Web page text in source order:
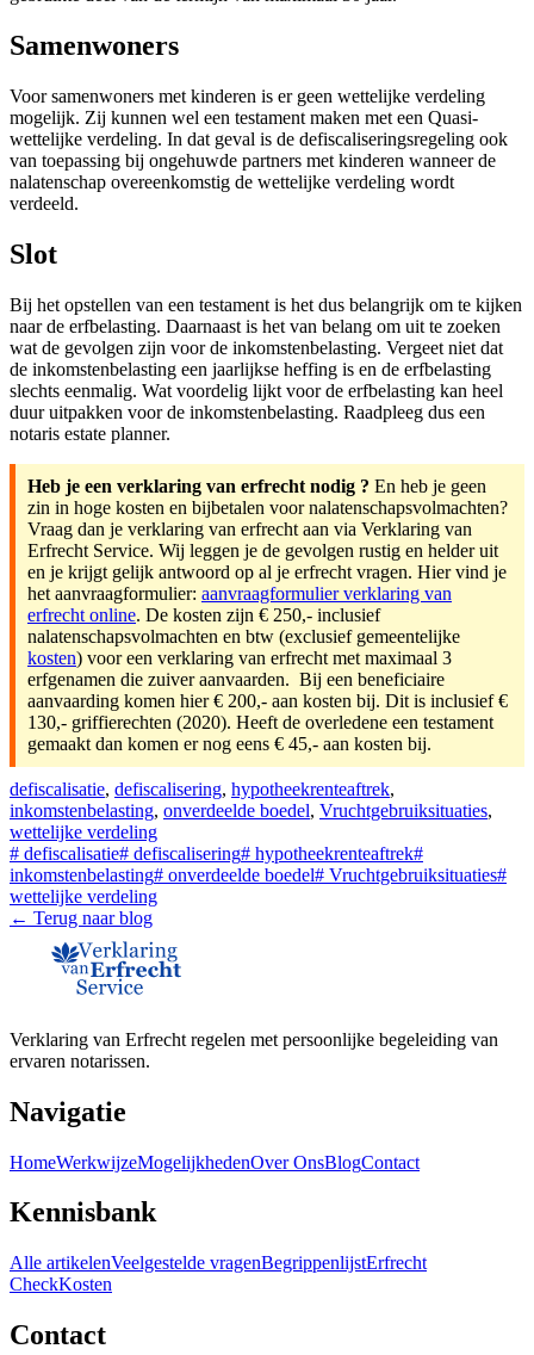
Samenwoners
Voor samenwoners met kinderen is er geen wettelijke verdeling
mogelijk. Zij kunnen wel een testament maken met een Quasi-
wettelijke verdeling. In dat geval is de defiscaliseringsregeling ook
van toepassing bij ongehuwde partners met kinderen wanneer de
nalatenschap overeenkomstig de wettelijke verdeling wordt
verdeeld.
Slot
Bij het opstellen van een testament is het dus belangrijk om te kijken
naar de erfbelasting. Daarnaast is het van belang om uit te zoeken
wat de gevolgen zijn voor de inkomstenbelasting. Vergeet niet dat
de inkomstenbelasting een jaarlijkse heffing is en de erfbelasting
slechts eenmalig. Wat voordelig lijkt voor de erfbelasting kan heel
duur uitpakken voor de inkomstenbelasting. Raadpleeg dus een
notaris estate planner.
Heb je een verklaring van erfrecht nodig ? En heb je geen
zin in hoge kosten en bijbetalen voor nalatenschapsvolmachten?
Vraag dan je verklaring van erfrecht aan via Verklaring van
Erfrecht Service. Wij leggen je de gevolgen rustig en helder uit
en je krijgt gelijk antwoord op al je erfrecht vragen. Hier vind je
het aanvraagformulier: aanvraagformulier verklaring van
erfrecht online. De kosten zijn € 250,- inclusief
nalatenschapsvolmachten en btw (exclusief gemeentelijke
kosten) voor een verklaring van erfrecht met maximaal 3
erfgenamen die zuiver aanvaarden. Bij een beneficiaire
aanvaarding komen hier € 200,- aan kosten bij. Dit is inclusief €
130,- griffierechten (2020). Heeft de overledene een testament
gemaakt dan komen er nog eens € 45,- aan kosten bij.
defiscalisatie, defiscalisering, hypotheekrenteaftrek,
inkomstenbelasting, onverdeelde boedel, Vruchtgebruiksituaties,
wettelijke verdeling
# defiscalisatie# defiscalisering# hypotheekrenteaftrek#
inkomstenbelasting# onverdeelde boedel# Vruchtgebruiksituaties#
wettelijke verdeling
← Terug naar blog
Verklaring van Erfrecht regelen met persoonlijke begeleiding van
ervaren notarissen.
Navigatie
HomeWerkwijzeMogelijkhedenOver OnsBlogContact
Kennisbank
Alle artikelenVeelgestelde vragenBegrippenlijstErfrecht
CheckKosten
Contact